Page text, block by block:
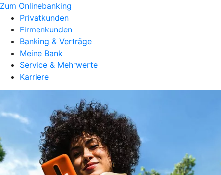
Zum Onlinebanking
Privatkunden
Firmenkunden
Banking & Verträge
Meine Bank
Service & Mehrwerte
Karriere